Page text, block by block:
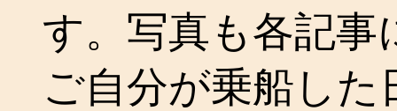
す。写真も各記事
ご自分が乗船し